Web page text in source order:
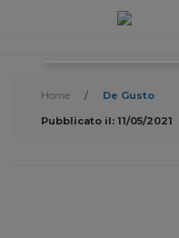
Home /
De Gusto
Pubblicato il: 11/05/2021